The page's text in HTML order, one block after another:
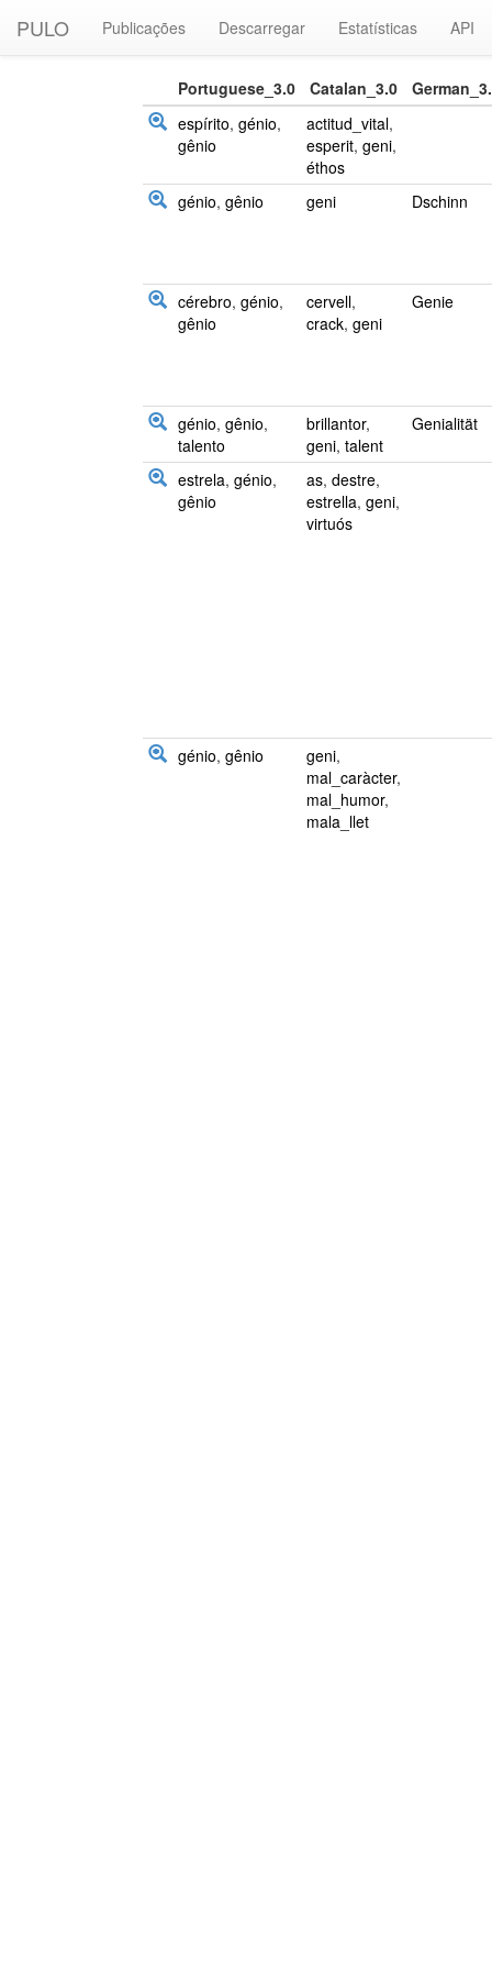
PULO Publicações Descarregar Estatísticas API
Portuguese_3.0 Catalan_3.0
espírito, génio,
gênio
actitud_vital,
esperit, geni,
éthos
génio, gênio geni Dschinn
cérebro, génio,
gênio
cervell,
crack, geni
Genie
génio, gênio,
talento
brillantor,
geni, talent
Genialität
estrela, génio,
gênio
as, destre,
estrella, geni,
virtuós
génio, gênio geni,
mal_caràcter,
mal_humor,
mala_llet